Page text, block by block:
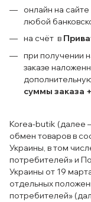
онлайн на
любой
на счёт в
при получении
заказе
суммы заказа
Korea-butik (далее
обмен товаров в
Украины, в том
потребителей» и
Украины от 19
отдельных
потребителей»